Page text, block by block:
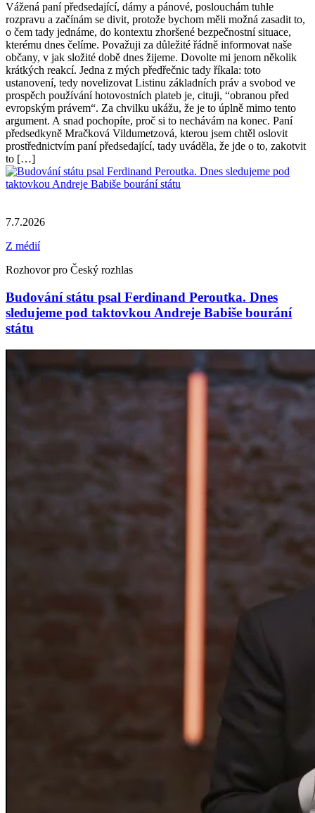
Vážená paní předsedající, dámy a pánové, poslouchám tuhle
rozpravu a začínám se divit, protože bychom měli možná zasadit to,
o čem tady jednáme, do kontextu zhoršené bezpečnostní situace,
kterému dnes čelíme. Považuji za důležité řádně informovat naše
občany, v jak složité době dnes žijeme. Dovolte mi jenom několik
krátkých reakcí. Jedna z mých předřečnic tady říkala: toto
ustanovení, tedy novelizovat Listinu základních práv a svobod ve
prospěch používání hotovostních plateb je, cituji, “obranou před
evropským právem“. Za chvilku ukážu, že je to úplně mimo tento
argument. A snad pochopíte, proč si to nechávám na konec. Paní
předsedkyně Mračková Vildumetzová, kterou jsem chtěl oslovit
prostřednictvím paní předsedající, tady uváděla, že jde o to, zakotvit
to […]
7.7.2026
Z médií
Rozhovor pro Český rozhlas
Budování státu psal Ferdinand Peroutka. Dnes
sledujeme pod taktovkou Andreje Babiše bourání
státu